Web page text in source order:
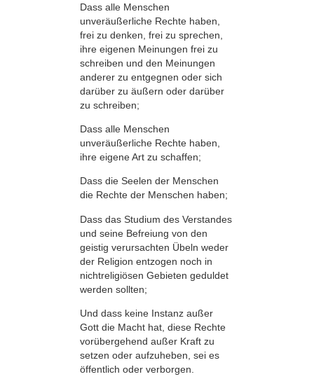
Dass alle Menschen
unveräußerliche Rechte haben,
frei zu denken, frei zu sprechen,
ihre eigenen Meinungen frei zu
schreiben und den Meinungen
anderer zu entgegnen oder sich
darüber zu äußern oder darüber
zu schreiben;
Dass alle Menschen
unveräußerliche Rechte haben,
ihre eigene Art zu schaffen;
Dass die Seelen der Menschen
die Rechte der Menschen haben;
Dass das Studium des Verstandes
und seine Befreiung von den
geistig verursachten Übeln weder
der Religion entzogen noch in
nichtreligiösen Gebieten geduldet
werden sollten;
Und dass keine Instanz außer
Gott die Macht hat, diese Rechte
vorübergehend außer Kraft zu
setzen oder aufzuheben, sei es
öffentlich oder verborgen.